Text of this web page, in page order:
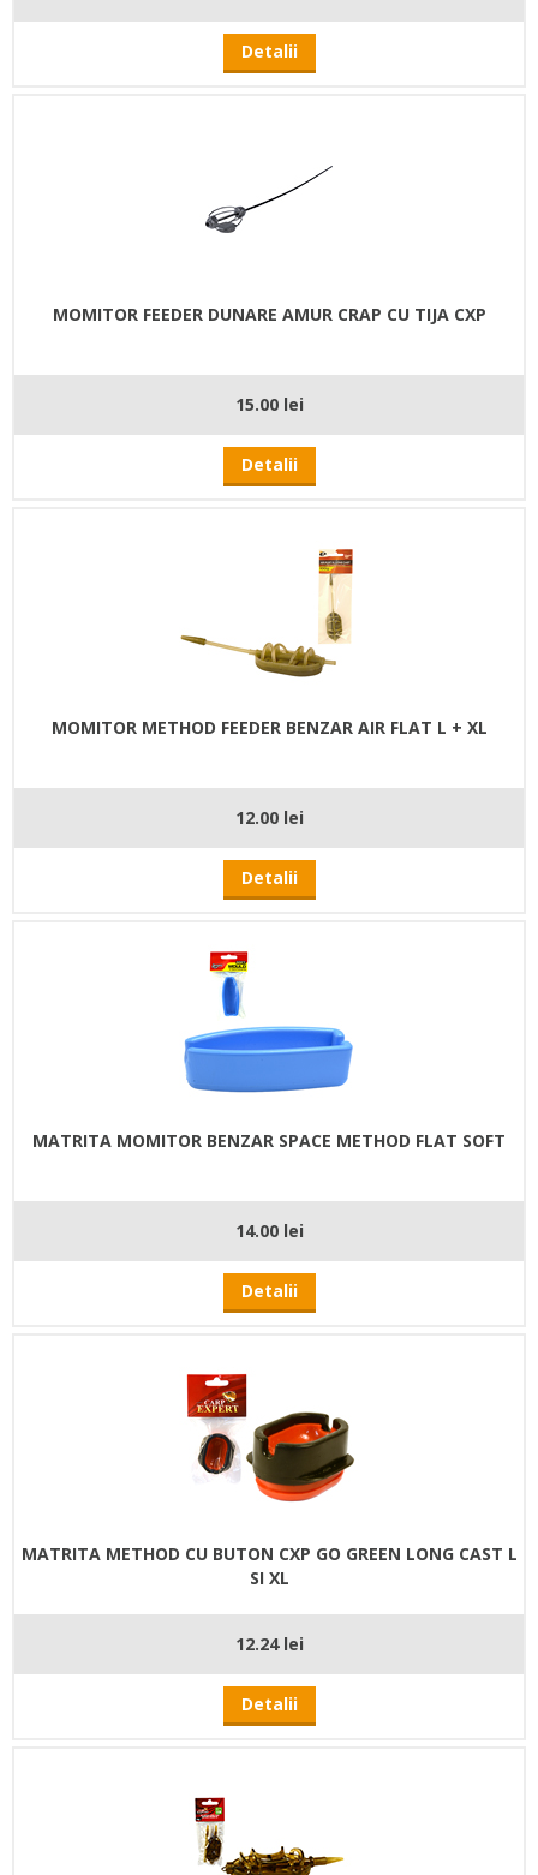
Detalii
MOMITOR FEEDER DUNARE AMUR CRAP CU TIJA CXP
15.00 lei
Detalii
MOMITOR METHOD FEEDER BENZAR AIR FLAT L + XL
12.00 lei
Detalii
MATRITA MOMITOR BENZAR SPACE METHOD FLAT SOFT
14.00 lei
Detalii
MATRITA METHOD CU BUTON CXP GO GREEN LONG CAST L
SI XL
12.24 lei
Detalii